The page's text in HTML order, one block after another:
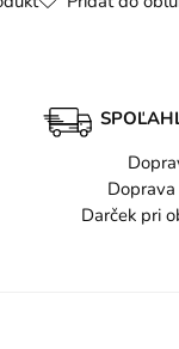
Darček pri